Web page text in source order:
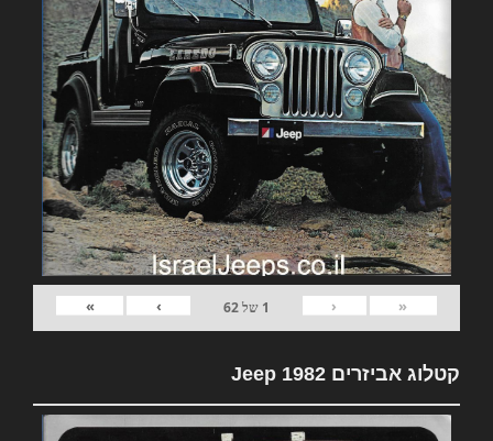
«
‹
1 של62
›
»
קטלוג אביזרים 1982 Jeep